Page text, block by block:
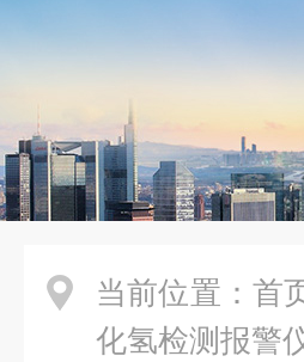
当前位置： 首
化氢检测报警